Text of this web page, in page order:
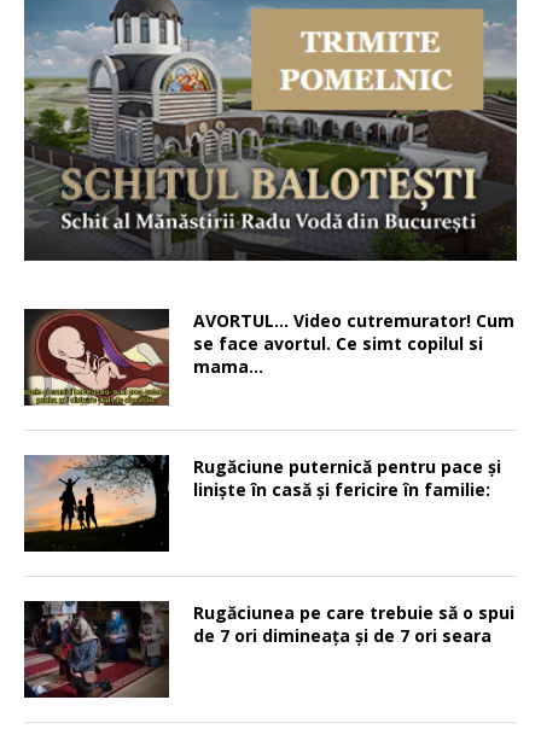
AVORTUL… Video cutremurator! Cum
se face avortul. Ce simt copilul si
mama…
Rugăciune puternică pentru pace şi
linişte în casă şi fericire în familie:
Rugăciunea pe care trebuie să o spui
de 7 ori dimineața și de 7 ori seara